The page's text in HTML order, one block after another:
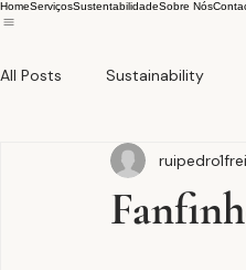
HomeServiçosSustentabilidadeSobre Nós
All Posts Sustainability